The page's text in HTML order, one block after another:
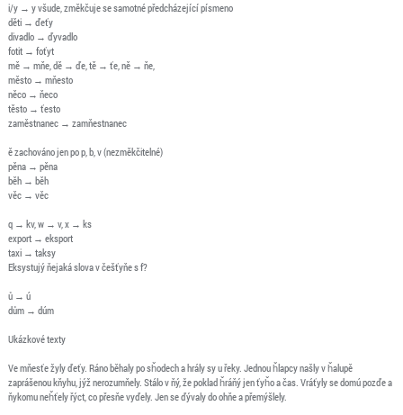
i/y → y všude, změkčuje se samotné předcházející písmeno
děti → ďeťy
divadlo → ďyvadlo
fotit → foťyt
mě → mňe, dě → ďe, tě → ťe, ně → ňe,
město → mňesto
něco → ňeco
těsto → ťesto
zaměstnanec → zamňestnanec
ě zachováno jen po p, b, v (nezměkčitelné)
pěna → pěna
běh → běh
věc → věc
q → kv, w → v, x → ks
export → eksport
taxi → taksy
Eksystujý ňejaká slova v češťyňe s f?
ů → ú
dům → dúm
Ukázkové texty
Ve mňesťe žyly ďeťy. Ráno běhaly po sȟodech a hrály sy u řeky. Jednou ȟlapcy našly v ȟalupě
zaprášenou kňyhu, jýž nerozumňely. Stálo v ňý, že poklad ȟráňý jen ťyȟo a čas. Vráťyly se domú pozďe a
ňykomu neȟťely řýct, co přesňe vyďely. Jen se ďývaly do ohňe a přemýšlely.